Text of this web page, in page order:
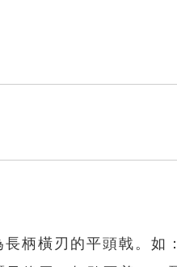
柄橫刃的平頭戟。如